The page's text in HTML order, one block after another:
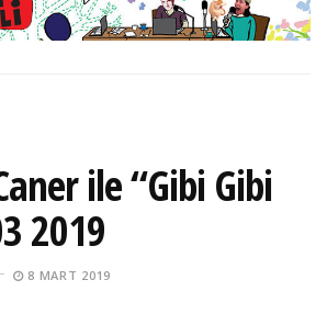
ile “Gibi Gibi
2019
8 MART 2019